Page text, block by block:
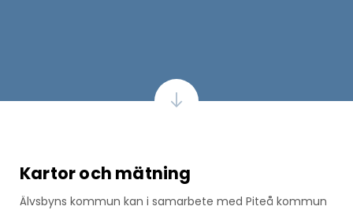
Kartor och mätning
Älvsbyns kommun kan i samarbete med Piteå kommun